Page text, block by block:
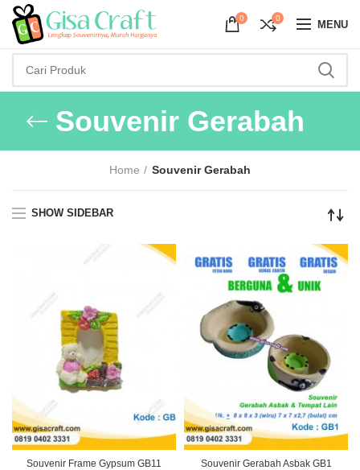
0 0 MENU
Souvenir Gerabah
Home Souvenir Gerabah
SHOW SIDEBAR
Souvenir Frame Gypsum GB11 Souvenir Gerabah Asbak GB1